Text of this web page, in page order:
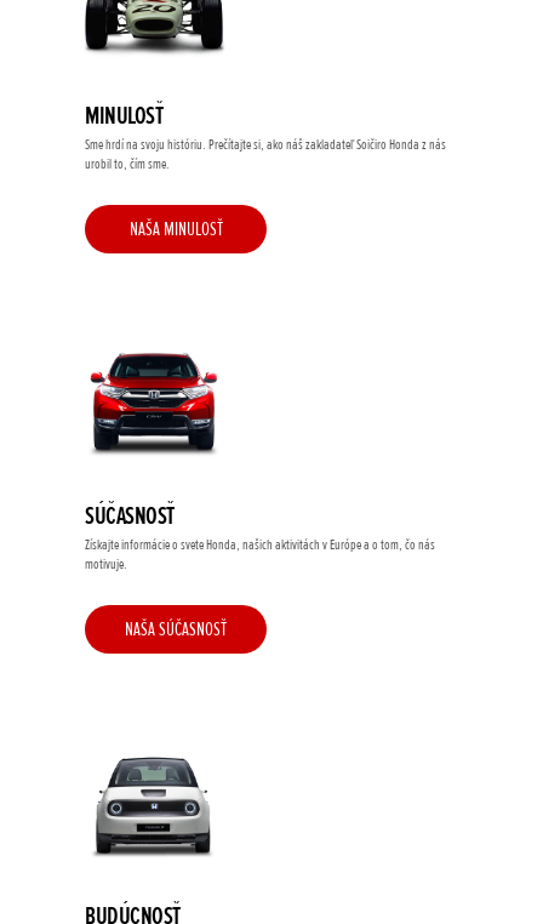
MINULOSŤ
Sme hrdí na svoju históriu. Prečítajte si, ako náš zakladateľ Soičiro Honda z nás
urobil to, čím sme.
NAŠA MINULOSŤ
SÚČASNOSŤ
Získajte informácie o svete Honda, našich aktivitách v Európe a o tom, čo nás
motivuje.
NAŠA SÚČASNOSŤ
BUDÚCNOSŤ